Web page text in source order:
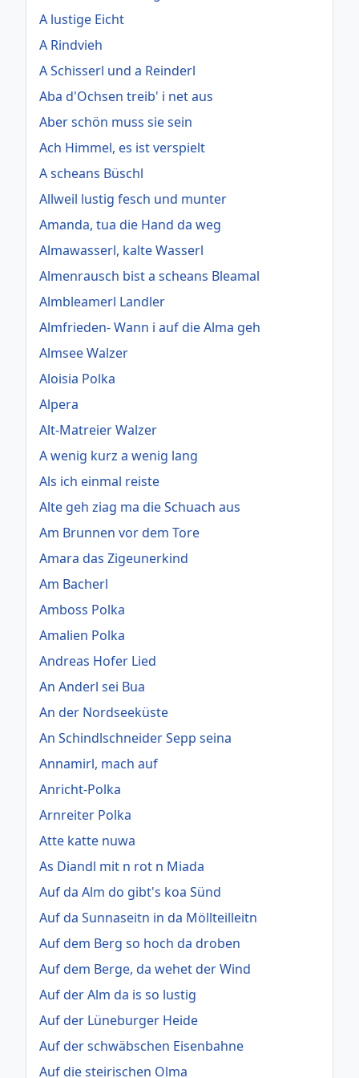
A lustige Eicht
A Rindvieh
A Schisserl und a Reinderl
Aba d'Ochsen treib' i net aus
Aber schön muss sie sein
Ach Himmel, es ist verspielt
A scheans Büschl
Allweil lustig fesch und munter
Amanda, tua die Hand da weg
Almawasserl, kalte Wasserl
Almenrausch bist a scheans Bleamal
Almbleamerl Landler
Almfrieden- Wann i auf die Alma geh
Almsee Walzer
Aloisia Polka
Alpera
Alt-Matreier Walzer
A wenig kurz a wenig lang
Als ich einmal reiste
Alte geh ziag ma die Schuach aus
Am Brunnen vor dem Tore
Amara das Zigeunerkind
Am Bacherl
Amboss Polka
Amalien Polka
Andreas Hofer Lied
An Anderl sei Bua
An der Nordseeküste
An Schindlschneider Sepp seina
Annamirl, mach auf
Anricht-Polka
Arnreiter Polka
Atte katte nuwa
As Diandl mit n rot n Miada
Auf da Alm do gibt's koa Sünd
Auf da Sunnaseitn in da Möllteilleitn
Auf dem Berg so hoch da droben
Auf dem Berge, da wehet der Wind
Auf der Alm da is so lustig
Auf der Lüneburger Heide
Auf der schwäbschen Eisenbahne
Auf die steirischen Olma